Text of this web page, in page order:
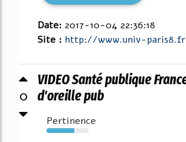
Date: 2017-10-04 22:36:18
Site : http://www.univ-paris8.fr
0
VIDEO Santé publique
d'oreille pub
Pertinence
66%